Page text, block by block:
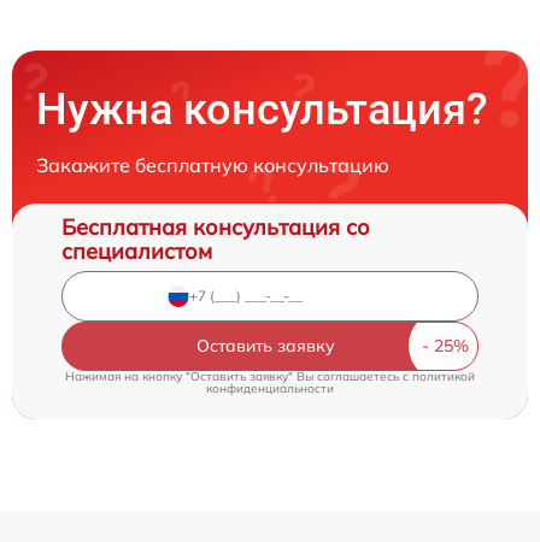
Нужна консультация?
Закажите бесплатную консультацию
Бесплатная консультация со
специалистом
Оставить заявку
Нажимая на кнопку "Оставить заявку" Вы соглашаетесь cполитикой
конфиденциальности